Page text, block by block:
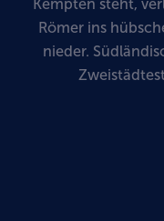
Kempten steht,
Römer ins
nieder.